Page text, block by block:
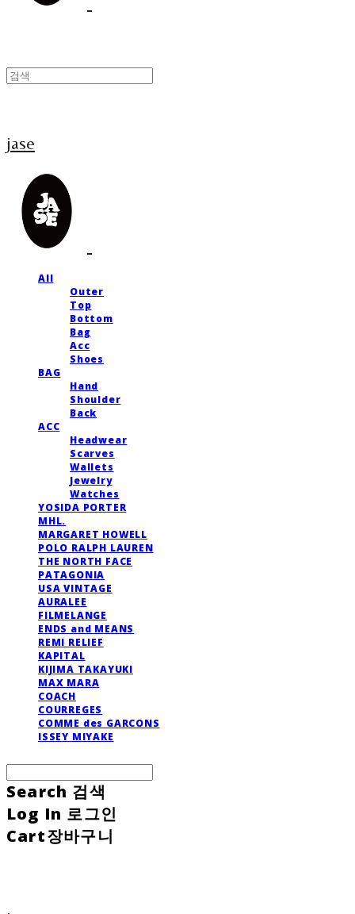
jase
All
Outer
Top
Bottom
Bag
Acc
Shoes
BAG
Hand
Shoulder
Back
ACC
Headwear
Scarves
Wallets
Jewelry
Watches
YOSIDA PORTER
MHL.
MARGARET HOWELL
POLO RALPH LAUREN
THE NORTH FACE
PATAGONIA
USA VINTAGE
AURALEE
FILMELANGE
ENDS and MEANS
REMI RELIEF
KAPITAL
KIJIMA TAKAYUKI
MAX MARA
COACH
COURREGES
COMME des GARCONS
ISSEY MIYAKE
Search 검색
Log In 로그인
Cart장바구니